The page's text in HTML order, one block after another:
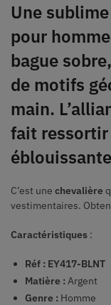
Une
pour
bague
de motifs
main.
fait
C’est une chevalière
vestimentaires.
Caractéristiques :
Réf : EY417-BLNT
Matière :Argent
Genre : Homme